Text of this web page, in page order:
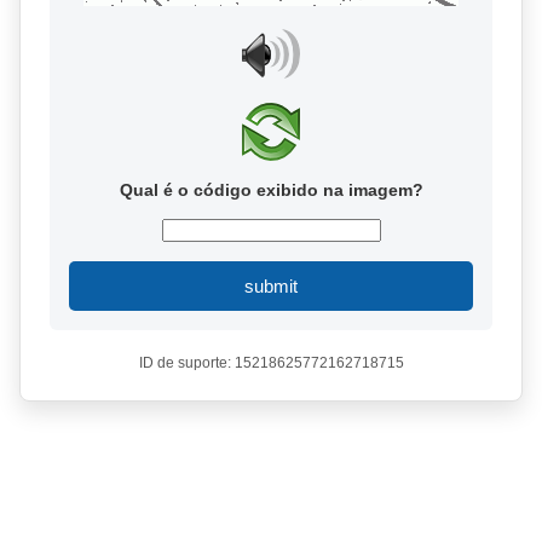
Qual é o código exibido na imagem?
submit
ID de suporte: 15218625772162718715